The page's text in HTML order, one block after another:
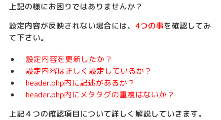
上記の様にお困りではありませんか？
設定内容が反映されない場合には、 4つの事を確認してみ
て下さい。
設定内容を更新したか？
設定内容は正しく設定しているか？
header.php内に記述があるか？
header.php内にメタタグの重複はないか？
上記４つの確認項目について詳しく解説していきます。